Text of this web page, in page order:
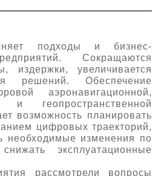
Крокус Экспо
подходы и бизнес-
Сокращаются
издержки, увеличивается
решений. Обеспечение
аэронавигационной,
и геопространственной
возможность планировать
цифровых траекторий,
необходимые изменения по
эксплуатационные
рассмотрели вопросы